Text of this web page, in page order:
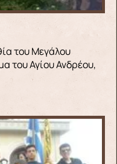
του Μεγάλου
του Αγίου Ανδρέου,